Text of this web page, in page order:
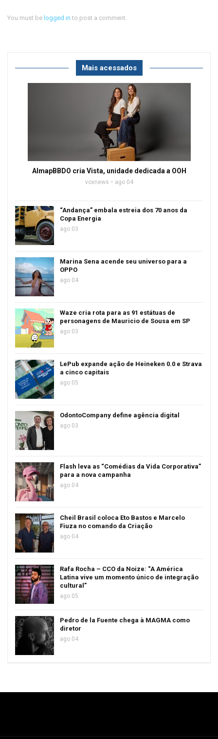
You must be logged in to post a comment.
Mais acessados
AlmapBBDO cria Vista, unidade dedicada a OOH
voxnews ago 04
“Andança” embala estreia dos 70 anos da
Copa Energia
ago 03
Marina Sena acende seu universo para a
OPPO
ago 04
Waze cria rota para as 91 estátuas de
personagens de Mauricio de Sousa em SP
ago 03
LePub expande ação de Heineken 0.0 e Strava
a cinco capitais
ago 05
OdontoCompany define agência digital
ago 03
Flash leva as “Comédias da Vida Corporativa”
para a nova campanha
ago 04
Cheil Brasil coloca Eto Bastos e Marcelo
Fiuza no comando da Criação
ago 04
Rafa Rocha – CCO da Noize: “A América
Latina vive um momento único de integração
cultural”
ago 05
Pedro de la Fuente chega à MAGMA como
diretor
ago 04